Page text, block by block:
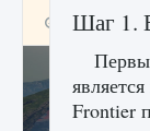
9 августа
Шаг 1.
Frontier